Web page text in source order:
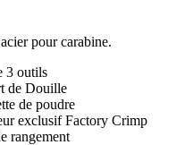
pour carabine.
3 outils
de Douille
de poudre
exclusif Factory Crimp
rangement